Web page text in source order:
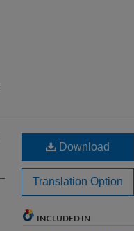
Download
Translation Option
INCLUDED IN